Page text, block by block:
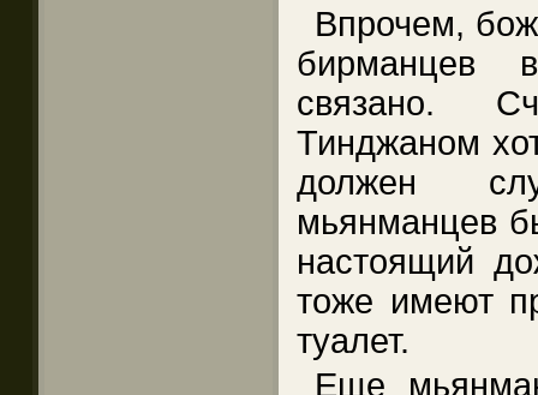
Впрочем,
бирманцев
связано.
Тинджаном
должен
мьянманцев
настоящий
тоже имеют
туалет.
Еще